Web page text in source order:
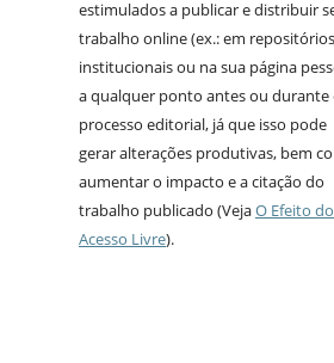
estimulados a publicar e distribuir
trabalho online (ex.: em repositórios
institucionais ou na sua página
a qualquer ponto antes ou durante
processo editorial, já que isso pode
gerar alterações produtivas, bem
aumentar o impacto e a citação do
trabalho publicado (VejaO Efeito do
Acesso Livre).